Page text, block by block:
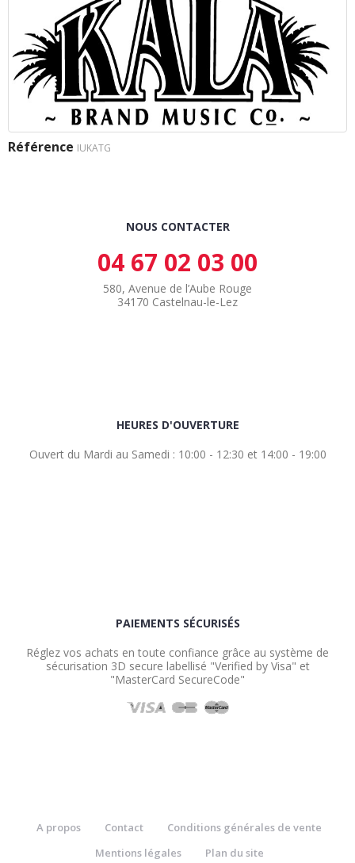
Référence IUKATG
NOUS CONTACTER
04 67 02 03 00
580, Avenue de l’Aube Rouge
34170 Castelnau-le-Lez
HEURES D'OUVERTURE
Ouvert du Mardi au Samedi : 10:00 - 12:30 et 14:00 - 19:00
PAIEMENTS SÉCURISÉS
Réglez vos achats en toute confiance grâce au système de
sécurisation 3D secure labellisé "Verified by Visa" et
"MasterCard SecureCode"
A propos Contact
Conditions générales de vente
Mentions légales
Plan du site